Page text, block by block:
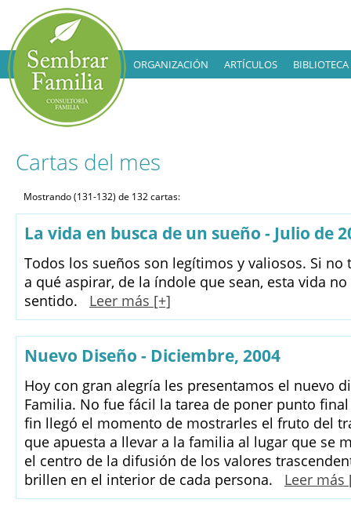
ORGANIZACIÓN ARTÍCULOS
Cartas del mes
Mostrando (131-132) de 132 cartas:
La vida en busca de un sueño - Julio de
Todos los sueños son legítimos y valiosos. Si no
a qué aspirar, de la índole que sean, esta vida
sentido.
Leer más [+]
Nuevo Diseño - Diciembre, 2004
Hoy con gran alegría les presentamos el nuevo
Familia. No fue fácil la tarea de poner punto
fin llegó el momento de mostrarles el fruto del
que apuesta a llevar a la familia al lugar que se
el centro de la difusión de los valores
brillen en el interior de cada persona.
Leer más